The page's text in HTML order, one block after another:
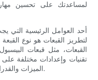
لمساعدتك على تحسين
أحد العوامل الرئيسية التي
لتطريز القبعات هو نوع
القبعات، مثل قبعات
تقنيات وإعدادات مختلفة
الميزات والقدرات المحددة لجهازك لتحقيق أفضل النتائج.